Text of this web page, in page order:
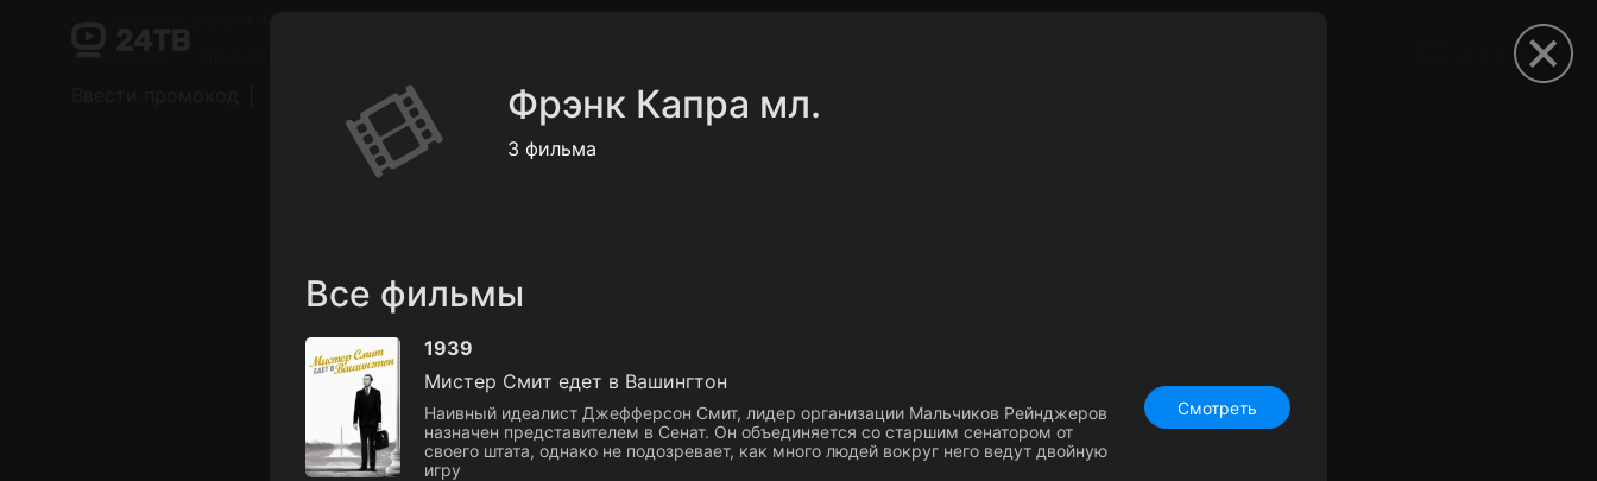
Фрэнк Капра мл.
3 фильма
Все фильмы
1939
Мистер Смит едет в Вашингтон
Наивный идеалист Джефферсон Смит, лидер организации Мальчиков Рейнджеров
назначен представителем в Сенат. Он объединяется со старшим сенатором от
своего штата, однако не подозревает, как много людей вокруг него ведут двойную
игру
Смотреть
Установить на ТВ Бесплатные каналы Контакты